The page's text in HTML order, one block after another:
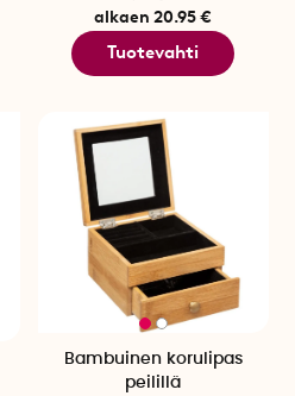
alkaen 20.95 €
Tuotevahti
Bambuinen korulipas
peilillä